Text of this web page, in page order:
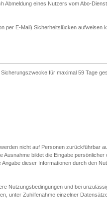
Abmeldung eines Nutzers vom Abo-
per E-Mail) Sicherheitslücken aufweisen
für maximal 59 Tage
nicht auf Personen zurückführbar
Ausnahme bildet die Eingabe persönlicher
dieser Informationen durch den
Nutzungsbedingungen und bei
unter Zuhilfenahme einzelner